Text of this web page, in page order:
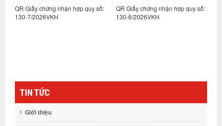
QR Giấy chứng nhận hợp quy số:
130-7/2026VKH
QR Giấy chứng nhận hợp quy số:
130-6/2026VKH
TIN TỨC
Giới thiệu